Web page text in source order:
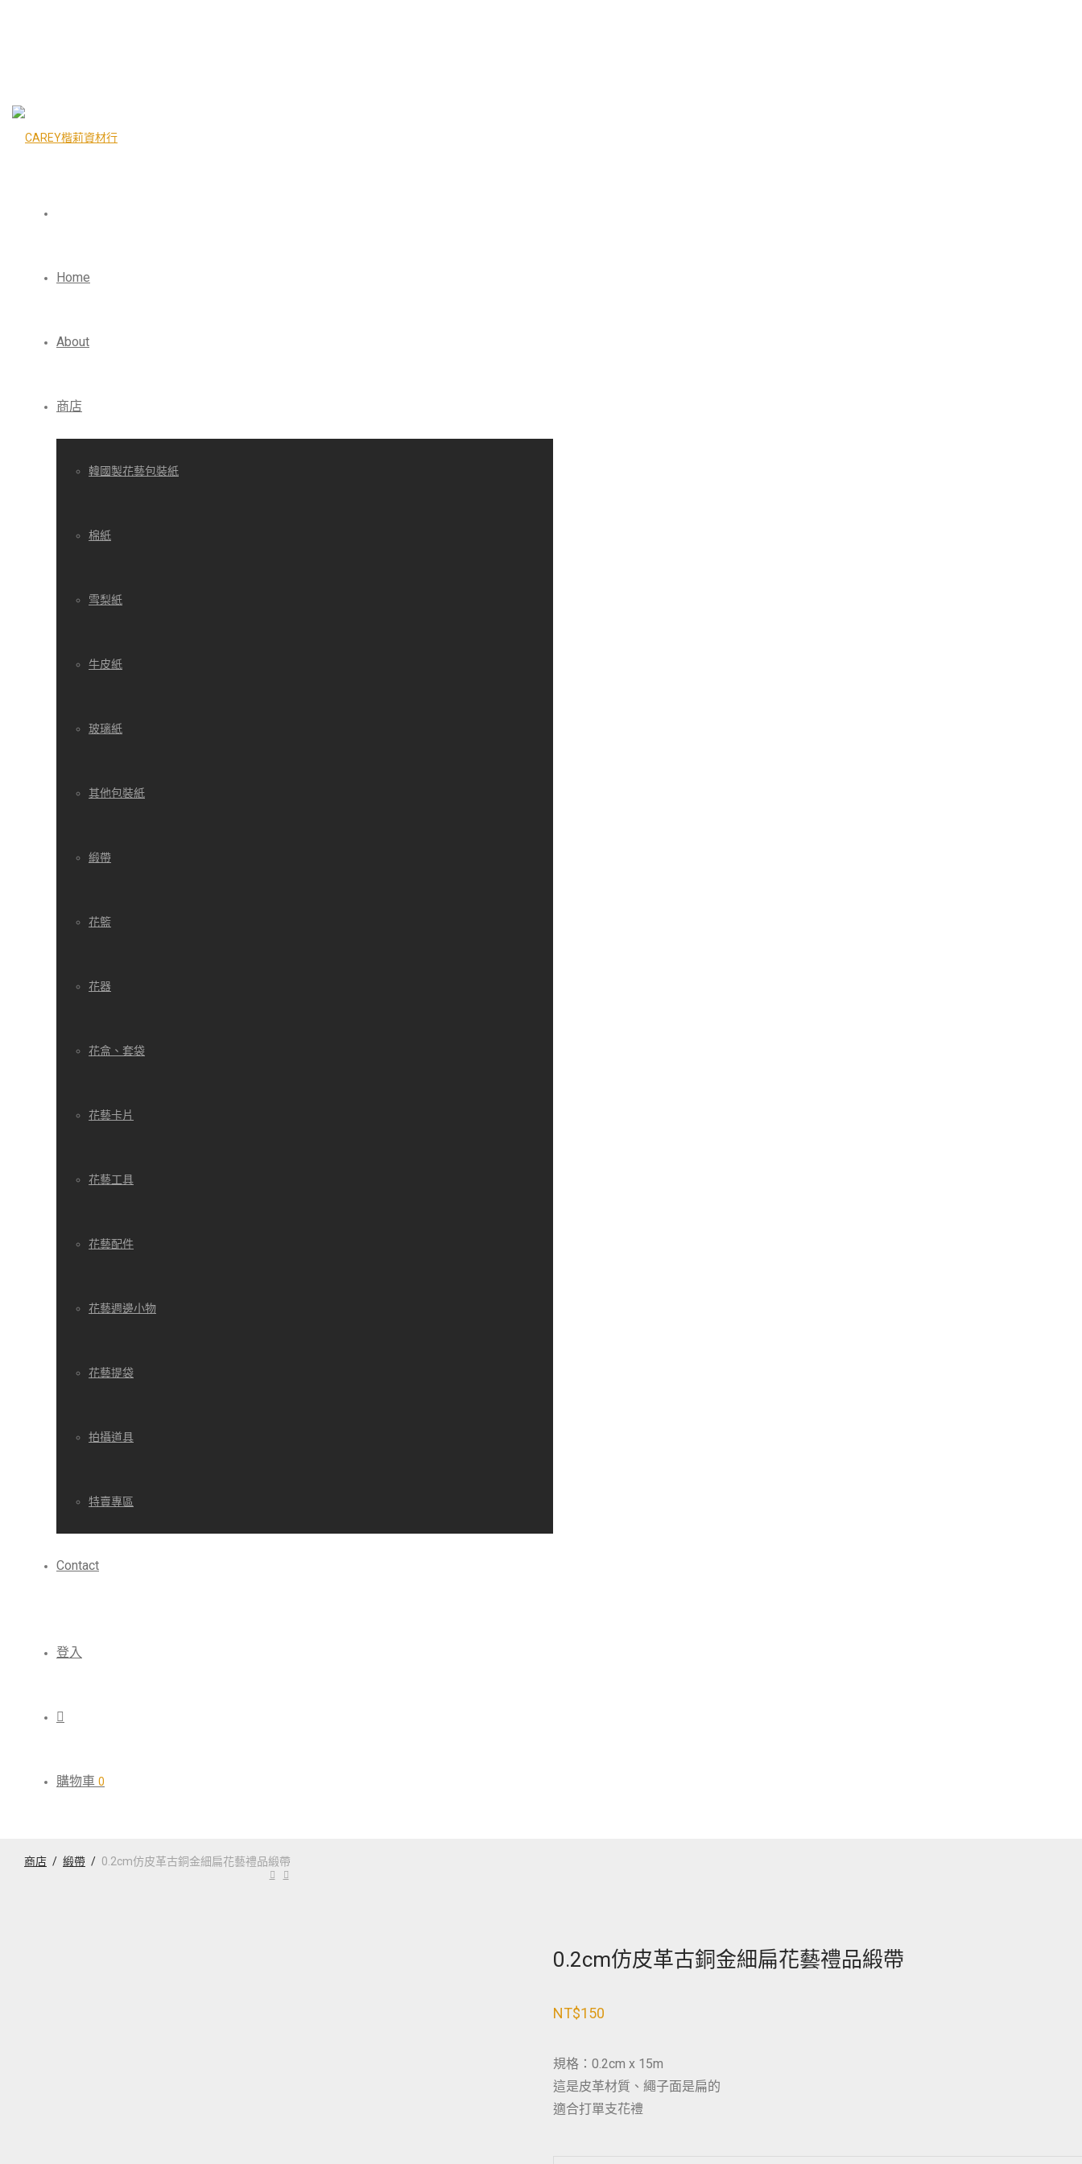
Home
About
商店
韓國製花藝包裝紙
棉紙
雪梨紙
牛皮紙
玻璃紙
其他包裝紙
緞帶
花籃
花器
花盒、套袋
花藝卡片
花藝工具
花藝配件
花藝週邊小物
花藝提袋
拍攝道具
特賣專區
Contact
登入
購物車 0
商店 / 緞帶 / 0.2cm仿皮革古銅金細扁花藝禮品緞帶
0.2cm仿皮革古銅金細扁花藝禮品緞帶
NT$150
規格：0.2cm x 15m
這是皮革材質、繩子面是扁的
適合打單支花禮